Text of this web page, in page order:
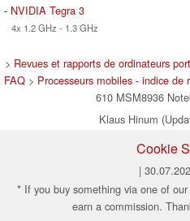
- NVIDIA Tegra 3
4x 1.2 GHz - 1.3 GHz
> Revues et rapports de ordinateurs
FAQ > Processeurs mobiles - indice de
610 MSM8936
Klaus Hinum
Cookie
|
* If you buy something via one of
earn a commission.